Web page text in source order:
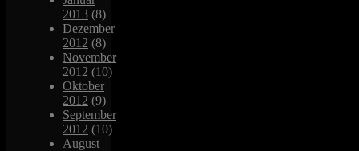
2013 (8)
Dezember
2012 (8)
November
2012 (10)
Oktober
2012 (9)
September
2012 (10)
August